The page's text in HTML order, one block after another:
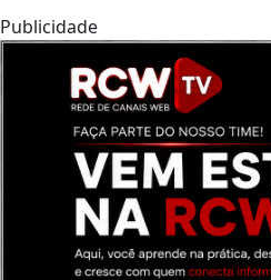
Publicidade